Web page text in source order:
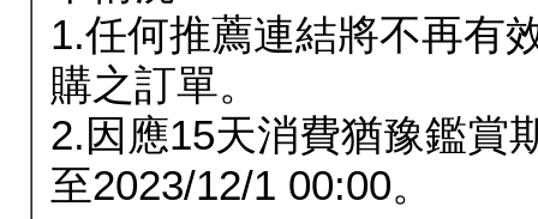
1.任何推薦連結將不再有
購之訂單。
2.因應15天消費猶豫鑑賞
至2023/12/1 00:00。